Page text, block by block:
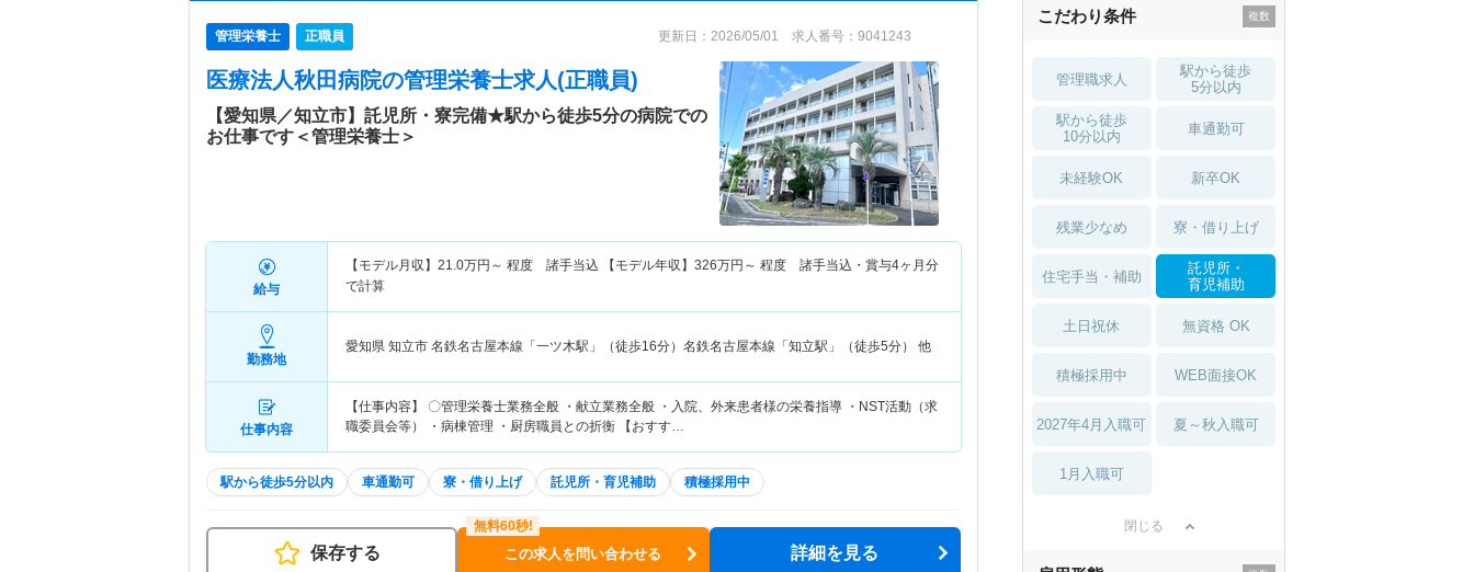
管理栄養士 正職員 更新日：2026/05/01 求人番号：9041243
医療法人秋田病院の管理栄養士求人(正職員)
【愛知県／知立市】託児所・寮完備★駅から徒歩5分の病院での
お仕事です＜管理栄養士＞
給与
【モデル月収】 21.0万円～ 程度 諸手当込 【モデル年収】 326万円～ 程度 諸手当込・賞与4ヶ月分
で計算
勤務地
愛知県 知立市 名鉄名古屋本線「一ツ木駅」（徒歩16分）名鉄名古屋本線「知立駅」（徒歩5分） 他
仕事内容
【仕事内容】 〇管理栄養士業務全般 ・献立業務全般 ・入院、外来患者様の栄養指導 ・NST活動（求
職委員会等） ・病棟管理 ・厨房職員との折衡 【おすす…
駅から徒歩5分以内 車通勤可 寮・借り上げ 託児所・育児補助 積極採用中
保存する この求人を問い合わせる 詳細を見る
こだわり条件
管理職求人
駅から徒歩
5分以内
駅から徒歩
10分以内
車通勤可
未経験OK 新卒OK
残業少なめ 寮・借り上げ
住宅手当・補助
託児所・
育児補助
土日祝休 無資格 OK
積極採用中 WEB面接OK
2027年4月入職可 夏～秋入職可
1月入職可
閉じる